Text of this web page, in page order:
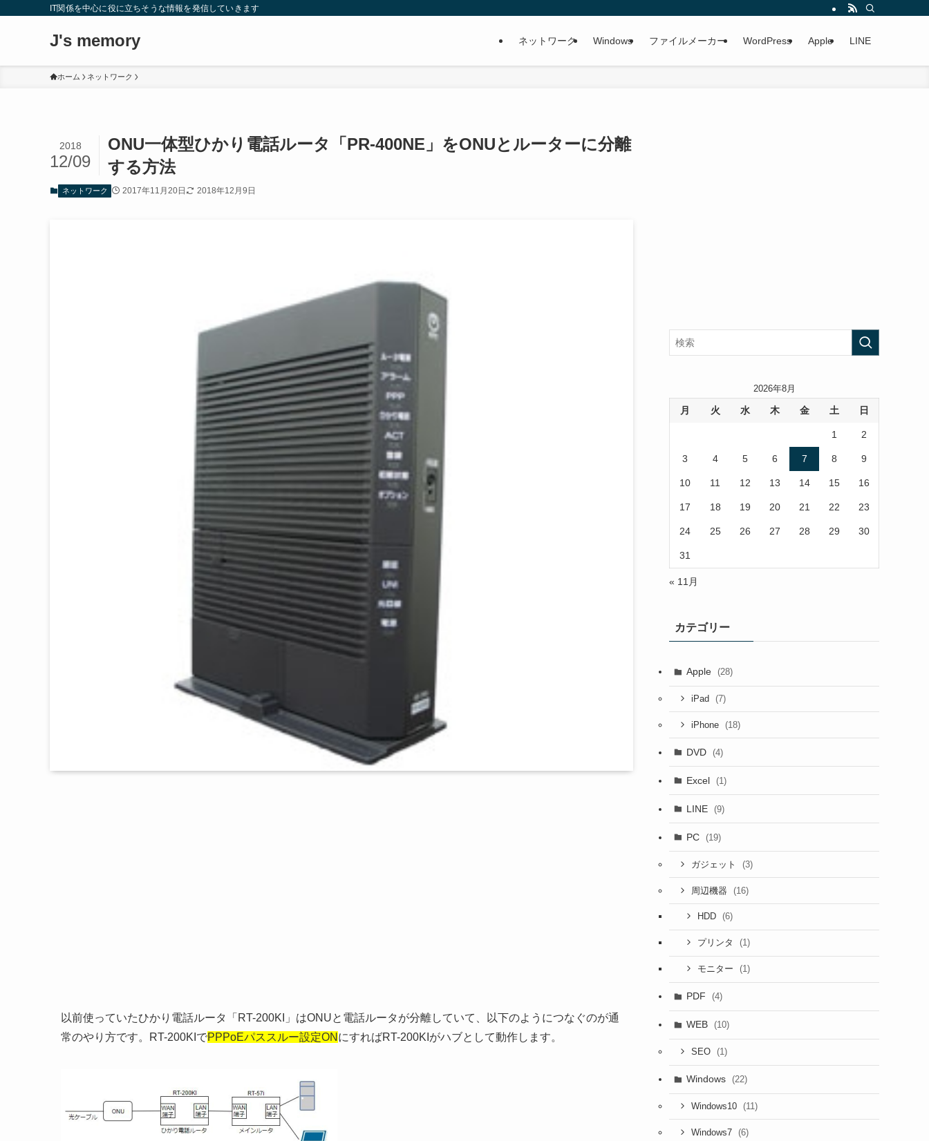
IT関係を中心に役に立ちそうな情報を発信していきます
J's memory ネットワーク Windows ファイルメーカー WordPress Apple LINE
ホーム ネットワーク
ONU一体型ひかり電話ルータ「PR-400NE」をONUとルーターに分離
する方法
2018
12/09
ネットワーク 2017年11月20日 2018年12月9日
以前使っていたひかり電話ルータ「RT-200KI」はONUと電話ルータが分離していて、以下のようにつなぐのが通
常のやり方です。RT-200KIでPPPoEパススルー設定ON にすればRT-200KIがハブとして動作します。
2026年8月
月 火 水 木 金 土 日
1 2
3 4 5 6 7 8 9
10 11 12 13 14 15 16
17 18 19 20 21 22 23
24 25 26 27 28 29 30
31
« 11月
カテゴリー
Apple (28)
iPad (7)
iPhone (18)
DVD (4)
Excel (1)
LINE (9)
PC (19)
ガジェット (3)
周辺機器 (16)
HDD (6)
プリンタ (1)
モニター (1)
PDF (4)
WEB (10)
SEO (1)
Windows (22)
Windows10 (11)
Windows7 (6)